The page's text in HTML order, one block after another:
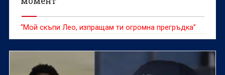
“Мой скъпи Лео, изпращам ти огромна прегръдка”